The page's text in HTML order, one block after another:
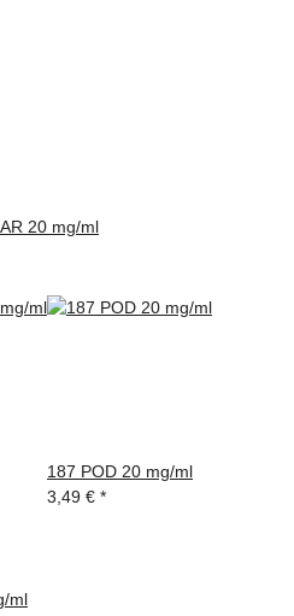
20 mg/ml
ml
187 POD 20 mg/ml
3,49 € *